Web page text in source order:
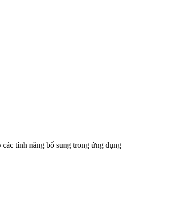
tính năng bổ sung trong ứng dụng